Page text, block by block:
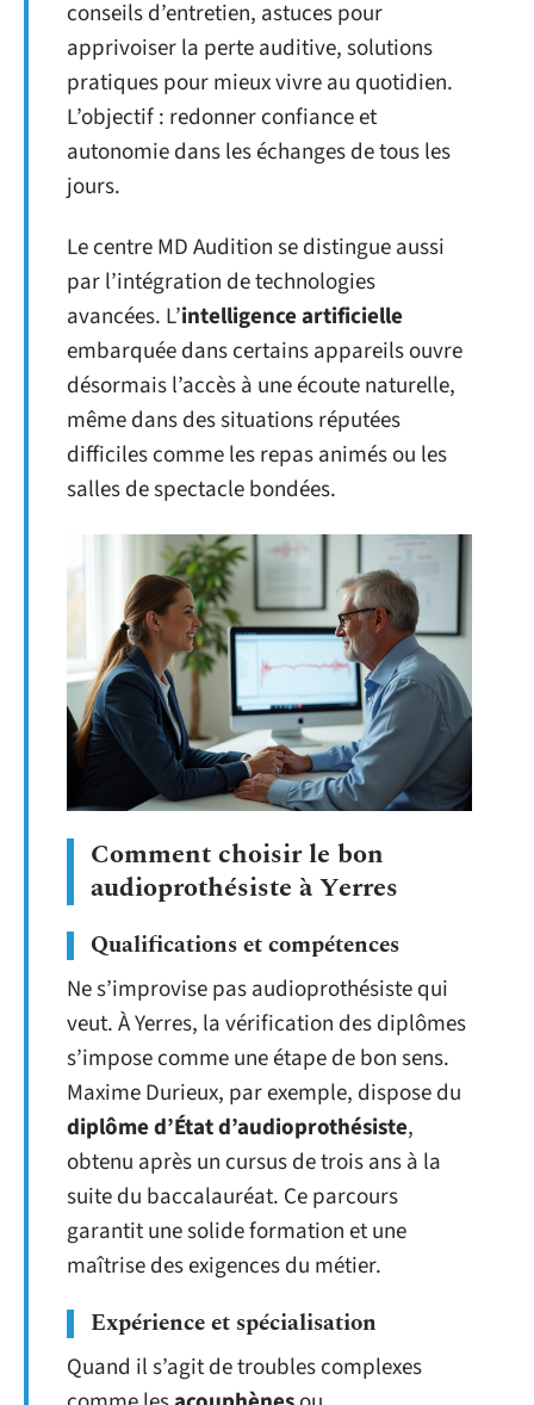
conseils d’entretien, astuces pour
apprivoiser la perte auditive, solutions
pratiques pour mieux vivre au quotidien.
L’objectif : redonner confiance et
autonomie dans les échanges de tous les
jours.
Le centre MD Audition se distingue aussi
par l’intégration de technologies
avancées. L’intelligence artificielle
embarquée dans certains appareils ouvre
désormais l’accès à une écoute naturelle,
même dans des situations réputées
difficiles comme les repas animés ou les
salles de spectacle bondées.
Comment choisir le bon
audioprothésiste à Yerres
Qualifications et compétences
Ne s’improvise pas audioprothésiste qui
veut. À Yerres, la vérification des diplômes
s’impose comme une étape de bon sens.
Maxime Durieux, par exemple, dispose du
diplôme d’État d’audioprothésiste,
obtenu après un cursus de trois ans à la
suite du baccalauréat. Ce parcours
garantit une solide formation et une
maîtrise des exigences du métier.
Expérience et spécialisation
Quand il s’agit de troubles complexes